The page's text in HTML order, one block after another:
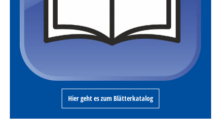
Hier geht es zum Blätterkatalog